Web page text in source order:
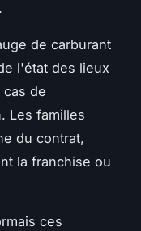
de carburant
l'état des lieux
de
Les familles
du contrat,
la franchise ou
ces